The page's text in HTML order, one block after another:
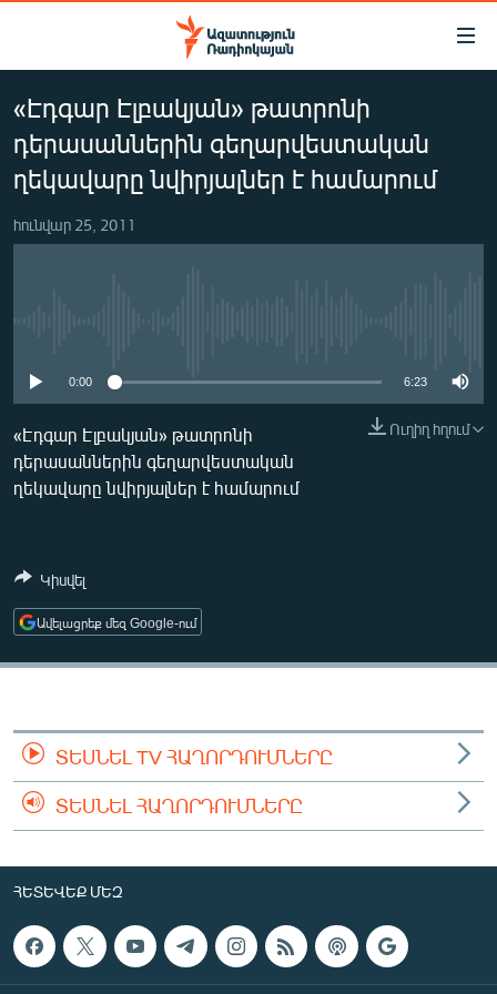
Մատչելիության
հիմնական
բովանդակությանը
Անցնել
հիմնական
մենյուին
Որոնում
ԱԶԱՏՈՒԹՅՈՒՆ TV
ՀԱՅԱՍՏԱՆ
ՔԱՂԱՔԱԿԱՆ
ԸՆՏՐՈՒԹՅՈՒՆՆԵՐ 2026
ՂԱՐԱԲԱՂ
ՊԱՏԵՐԱԶՄԻ 6 ՇԱԲԱԹՆԵՐԸ
ՏԱՐԱԾԱՇՐՋԱՆ
ՍՊՈՐՏ
ՄԵԿՆԱԲԱՆՈՒԹՅՈՒՆ
ՏՏ ԵՒ ԻՆՏԵՐՆԵՏ
ԱՐԽԻՎ
ՏԵՍԱՆՅՈՒԹԵՐ
ԲԱՆԱՎԵՃ
Հայերեն
«Էդգար Էլբակյան» թատրոնի
դերասաններին գեղարվեստական
ղեկավարը նվիրյալներ է համարում
հունվար 25, 2011
0:00 6:23
Ուղիղ հղում
«Էդգար Էլբակյան» թատրոնի
դերասաններին գեղարվեստական
ղեկավարը նվիրյալներ է համարում
Կիսվել
Ավելացրեք մեզ Google-ում
ՏԵՍՆԵԼ TV ՀԱՂՈՐԴՈՒՄՆԵՐԸ
ՏԵՍՆԵԼ ՀԱՂՈՐԴՈՒՄՆԵՐԸ
ՀԵՏԵՎԵՔ ՄԵԶ